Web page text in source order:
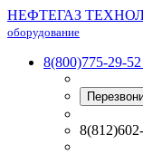
НЕФТЕГАЗ
оборудование
8(800)775-29-52